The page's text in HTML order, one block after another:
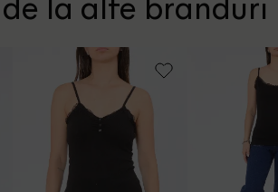
la alte branduri